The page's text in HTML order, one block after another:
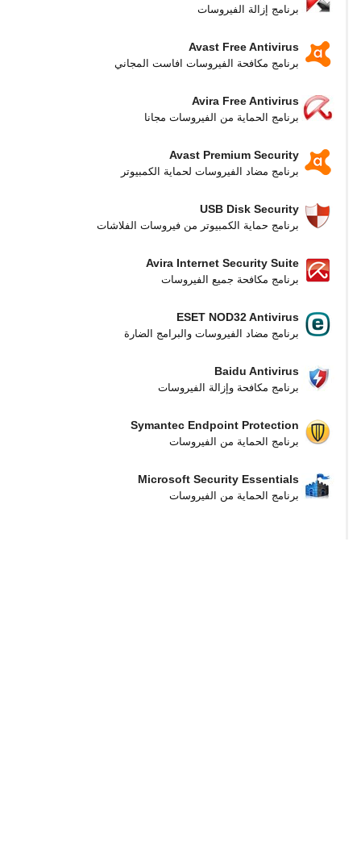
برنامج إزالة الفيروسات
Avast Free Antivirus
برنامج مكافحة الفيروسات افاست المجاني
Avira Free Antivirus
برنامج الحماية من الفيروسات مجانا
Avast Premium Security
برنامج مضاد الفيروسات لحماية الكمبيوتر
USB Disk Security
برنامج حماية الكمبيوتر من فيروسات الفلاشات
Avira Internet Security Suite
برنامج مكافحة جميع الفيروسات
ESET NOD32 Antivirus
برنامج مضاد الفيروسات والبرامج الضارة
Baidu Antivirus
برنامج مكافحة وإزالة الفيروسات
Symantec Endpoint Protection
برنامج الحماية من الفيروسات
Microsoft Security Essentials
برنامج الحماية من الفيروسات